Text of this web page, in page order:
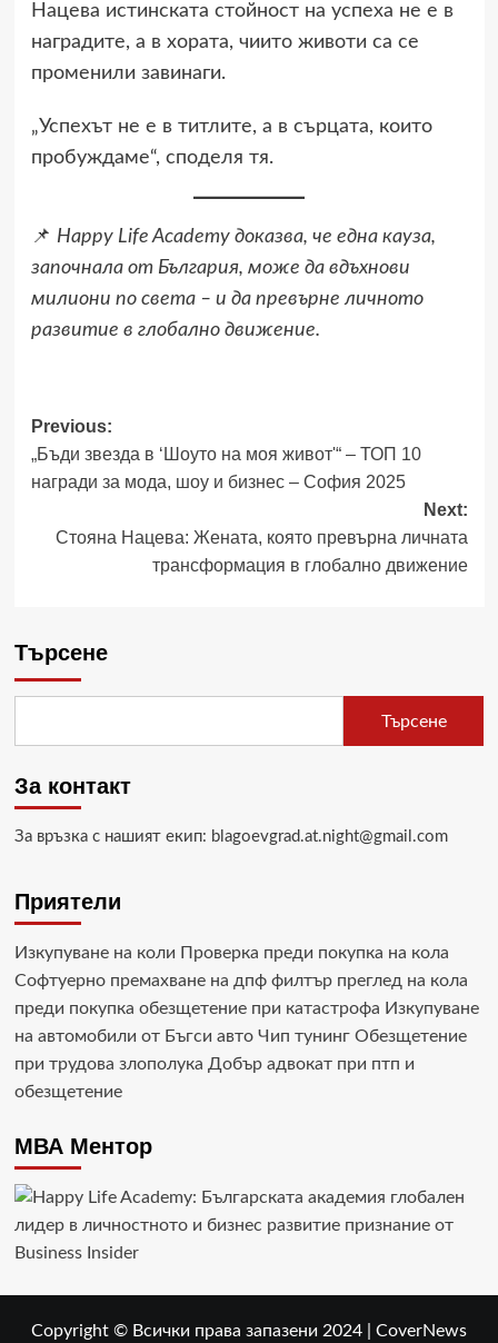
Нацева истинската стойност на успеха не е в
наградите, а в хората, чиито животи са се
променили завинаги.
„Успехът не е в титлите, а в сърцата, които
пробуждаме“, споделя тя.
📌 Happy Life Academy доказва, че една кауза,
започнала от България, може да вдъхнови
милиони по света – и да превърне личното
развитие в глобално движение.
Post
navigation
Previous:
„Бъди звезда в ‘Шоуто на моя живот'“ – ТОП 10
награди за мода, шоу и бизнес – София 2025
Next:
Стояна Нацева: Жената, която превърна личната
трансформация в глобално движение
Търсене
Търсене
За контакт
За връзка с нашият екип: blagoevgrad.at.night@gmail.com
Приятели
Изкупуване на коли Проверка преди покупка на кола
Софтуерно премахване на дпф филтър преглед на кола
преди покупка обезщетение при катастрофа Изкупуване
на автомобили от Бъгси авто Чип тунинг Обезщетение
при трудова злополука Добър адвокат при птп и
обезщетение
МВА Ментор
Copyright © Всички права запазени 2024 CoverNews